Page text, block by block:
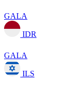
GALA
IDR
GALA
ILS